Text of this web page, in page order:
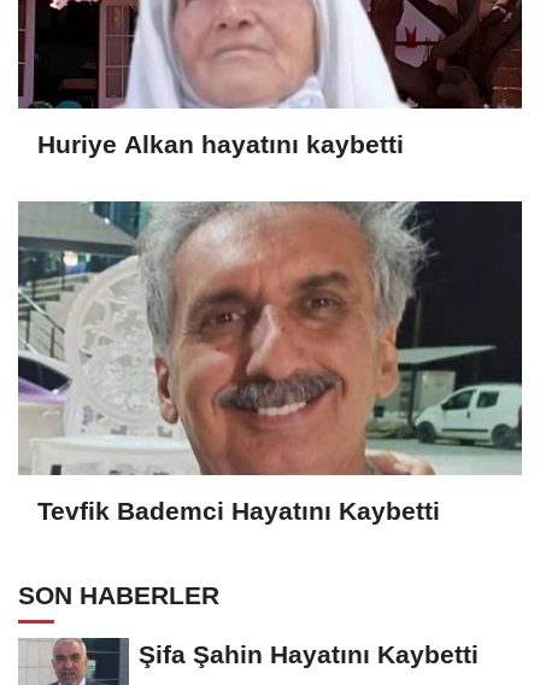
Huriye Alkan hayatını kaybetti
Tevfik Bademci Hayatını Kaybetti
SON HABERLER
Şifa Şahin Hayatını Kaybetti